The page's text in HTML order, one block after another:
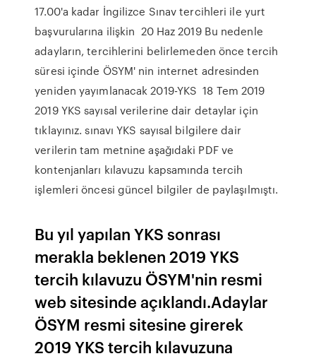
17.00'a kadar İngilizce Sınav tercihleri ile yurt
başvurularına ilişkin 20 Haz 2019 Bu nedenle
adayların, tercihlerini belirlemeden önce tercih
süresi içinde ÖSYM' nin internet adresinden
yeniden yayımlanacak 2019-YKS 18 Tem 2019
2019 YKS sayısal verilerine dair detaylar için
tıklayınız. sınavı YKS sayısal bilgilere dair
verilerin tam metnine aşağıdaki PDF ve
kontenjanları kılavuzu kapsamında tercih
işlemleri öncesi güncel bilgiler de paylaşılmıştı.
Bu yıl yapılan YKS sonrası
merakla beklenen 2019 YKS
tercih kılavuzu ÖSYM'nin resmi
web sitesinde açıklandı.Adaylar
ÖSYM resmi sitesine girerek
2019 YKS tercih kılavuzuna